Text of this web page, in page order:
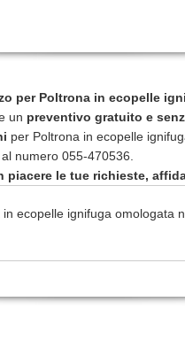
per Poltrona in ecopelle
un preventivo gratuito e
per Poltrona in ecopelle
numero 055-470536.
piacere le tue richieste,
ecopelle ignifuga omologata